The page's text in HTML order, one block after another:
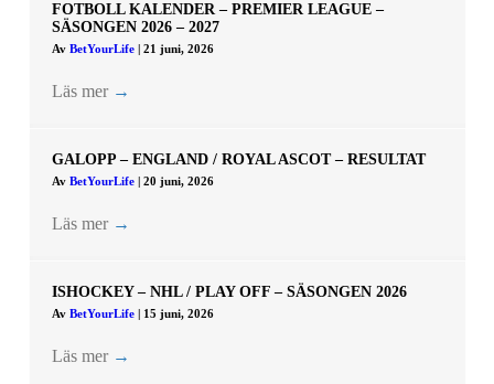
FOTBOLL KALENDER – PREMIER LEAGUE –
SÄSONGEN 2026 – 2027
Av BetYourLife 21 juni, 2026
Läs mer →
GALOPP – ENGLAND / ROYAL ASCOT – RESULTAT
Av BetYourLife 20 juni, 2026
Läs mer →
ISHOCKEY – NHL / PLAY OFF – SÄSONGEN 2026
Av BetYourLife 15 juni, 2026
Läs mer →